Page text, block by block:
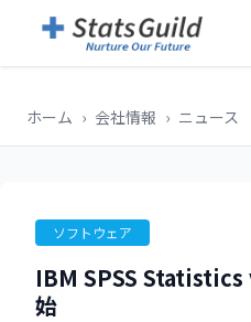
ホーム › 会社情報 › ニュース
ソフトウェア
IBM SPSS Statistics
始